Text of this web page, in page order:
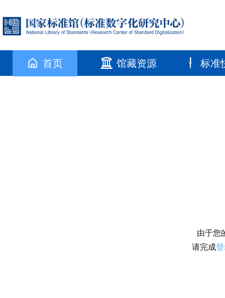
首页 馆藏资源 标准
由于您
请完成